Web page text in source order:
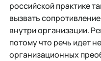
российской практике
вызвать
внутри организации.
потому что речь идет
организационных